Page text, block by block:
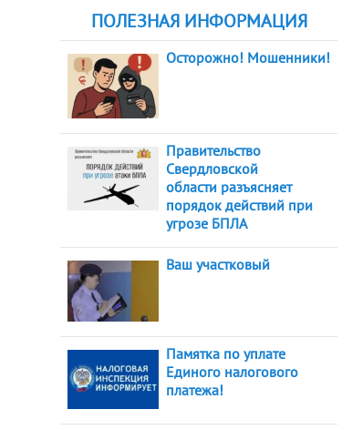
ПОЛЕЗНАЯ ИНФОРМАЦИЯ
Осторожно! Мошенники!
Правительство
Свердловской
области разъясняет
порядок действий при
угрозе БПЛА
Ваш участковый
Памятка по уплате
Единого налогового
платежа!